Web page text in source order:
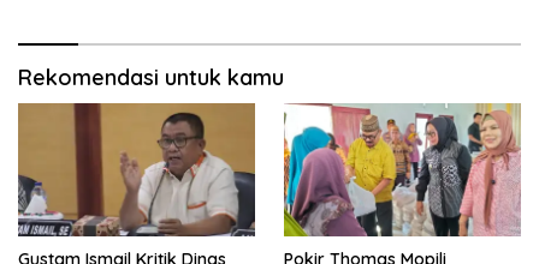
Rekomendasi untuk kamu
Gustam Ismail Kritik Dinas
Pokir Thomas Mopili